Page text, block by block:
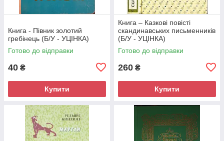
Книга - Півник золотий
гребінець (Б/У - УЦІНКА)
Готово до відправки
40 ₴
Купити
Книга – Казкові повісті
скандинавських письменників
(Б/У - УЦІНКА)
Готово до відправки
260 ₴
Купити